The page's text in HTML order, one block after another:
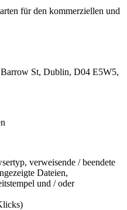
für den kommerziellen und
St, Dublin, D04 E5W5,
verweisende / beendete
Dateien,
und / oder